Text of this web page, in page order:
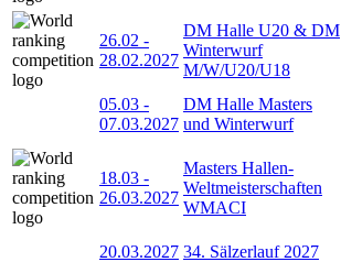
26.02 -
28.02.2027
DM Halle U20 & DM
Winterwurf
M/W/U20/U18
05.03 -
07.03.2027
DM Halle Masters
und Winterwurf
18.03 -
26.03.2027
Masters Hallen-
Weltmeisterschaften
WMACI
20.03.2027 34. Sälzerlauf 2027